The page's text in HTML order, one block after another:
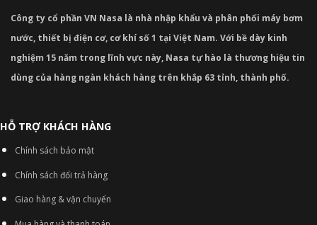
Công ty cổ phần VN Nasa là nhà nhập khẩu và phân phối máy bơm
nước, thiết bị điện cơ, cơ khí số 1 tại Việt Nam. Với bề dày kinh
nghiệm 15 năm trong lĩnh vực này, Nasa tự hào là thương hiệu tin
dùng của hàng ngàn khách hàng trên khắp 63 tỉnh, thành phố.
HỖ TRỢ KHÁCH HÀNG
Chính sách bảo mật
Chính sách đổi trả hàng
Giao hàng & vận chuyển